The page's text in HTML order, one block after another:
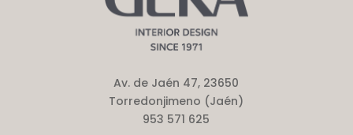
Av. de Jaén 47, 23650
Torredonjimeno (Jaén)
953 571 625